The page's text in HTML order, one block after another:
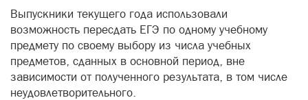
Выпускники текущего года использовали
возможность пересдать ЕГЭ по одному учебному
предмету по своему выбору из числа учебных
предметов, сданных в основной период, вне
зависимости от полученного результата, в том числе
неудовлетворительного.